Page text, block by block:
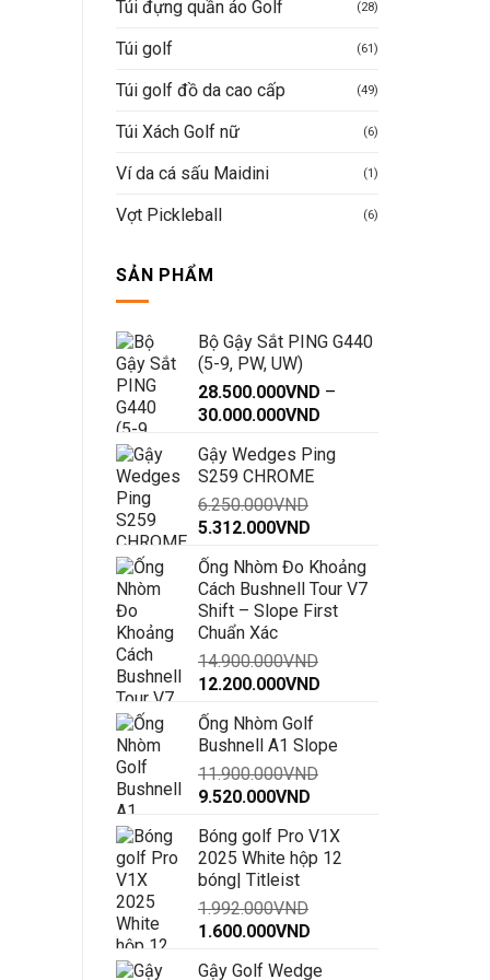
Túi đựng quần áo Golf (28)
Túi golf (61)
Túi golf đồ da cao cấp (49)
Túi Xách Golf nữ (6)
Ví da cá sấu Maidini (1)
Vợt Pickleball (6)
SẢN PHẨM
Bộ Gậy Sắt PING G440
(5-9, PW, UW)
28.500.000VND –
30.000.000VND
từ
Gậy Wedges Ping
S259 CHROME
6.250.000VND
Giá
là:
6.250.000VND.
5.312.000VND
tại
là:
5.312.000VND.
Ống Nhòm Đo Khoảng
Cách Bushnell Tour V7
Shift – Slope First
Chuẩn Xác
14.900.000VND
Giá
là:
14.900.000VND.
12.200.000VND
là:
Ống Nhòm Golf
Bushnell A1 Slope
11.900.000VND
Giá
là:
11.900.000VND.
9.520.000VND
tại
là:
Bóng golf Pro V1X
2025 White hộp 12
bóng| Titleist
1.992.000VND
Giá
1.600.000VND
Gậy Golf Wedge